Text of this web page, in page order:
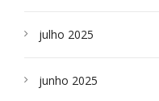
julho 2025
junho 2025